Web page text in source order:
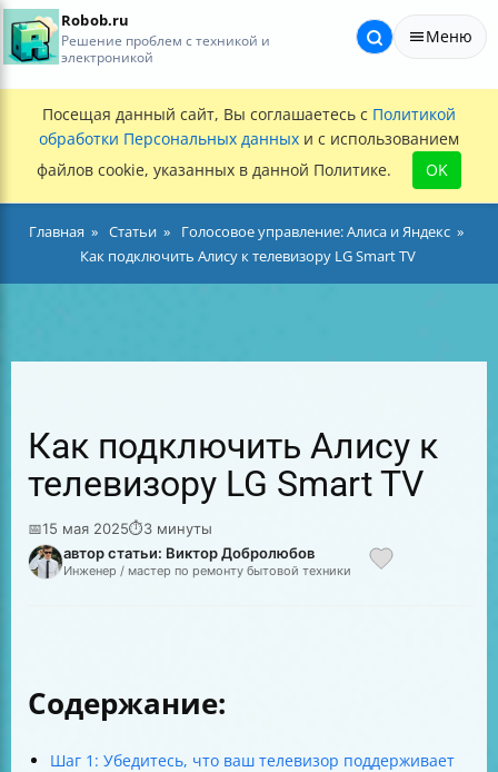
Robob.ru
Решение проблем с техникой и
электроникой
Меню
Посещая данный сайт, Вы соглашаетесь с Политикой
обработки Персональных данных и с использованием
файлов cookie, указанных в данной Политике.
OK
Главная Статьи
Голосовое управление: Алиса и Яндекс
Как подключить Алису к телевизору LG Smart TV
Как подключить Алису к
телевизору LG Smart TV
📅15 мая 2025⏱3 минуты
автор статьи: Виктор Добролюбов
Инженер / мастер по ремонту бытовой техники
Содержание:
Шаг 1: Убедитесь, что ваш телевизор поддерживает